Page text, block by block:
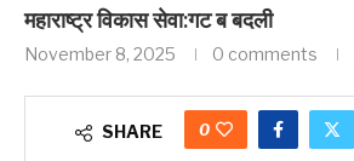
महाराष्ट्र विकास सेवा:गट ब बदली
November 8, 2025 0 comments
SHARE 0